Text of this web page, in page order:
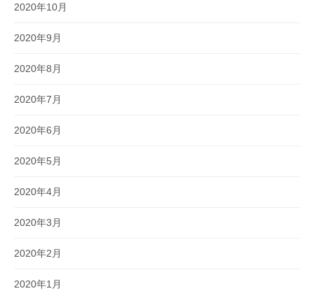
2020年10月
2020年9月
2020年8月
2020年7月
2020年6月
2020年5月
2020年4月
2020年3月
2020年2月
2020年1月